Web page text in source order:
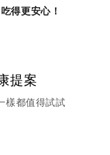
得更安心！
提案
樣都值得試試